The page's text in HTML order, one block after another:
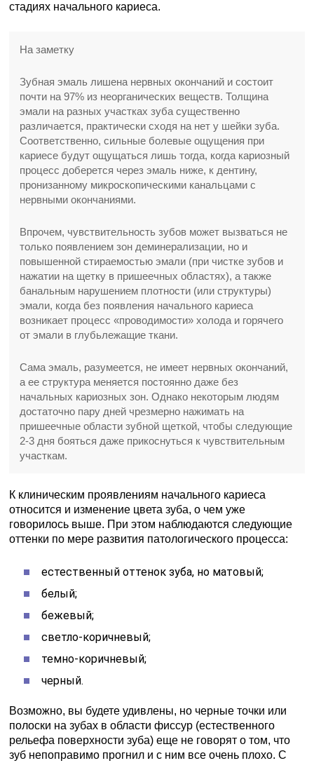
стадиях начального кариеса.
На заметку
Зубная эмаль лишена нервных окончаний и состоит
почти на 97% из неорганических веществ. Толщина
эмали на разных участках зуба существенно
различается, практически сходя на нет у шейки зуба.
Соответственно, сильные болевые ощущения при
кариесе будут ощущаться лишь тогда, когда кариозный
процесс доберется через эмаль ниже, к дентину,
пронизанному микроскопическими канальцами с
нервными окончаниями.
Впрочем, чувствительность зубов может вызваться не
только появлением зон деминерализации, но и
повышенной стираемостью эмали (при чистке зубов и
нажатии на щетку в пришеечных областях), а также
банальным нарушением плотности (или структуры)
эмали, когда без появления начального кариеса
возникает процесс «проводимости» холода и горячего
от эмали в глубьлежащие ткани.
Сама эмаль, разумеется, не имеет нервных окончаний,
а ее структура меняется постоянно даже без
начальных кариозных зон. Однако некоторым людям
достаточно пару дней чрезмерно нажимать на
пришеечные области зубной щеткой, чтобы следующие
2-3 дня бояться даже прикоснуться к чувствительным
участкам.
К клиническим проявлениям начального кариеса
относится и изменение цвета зуба, о чем уже
говорилось выше. При этом наблюдаются следующие
оттенки по мере развития патологического процесса:
естественный оттенок зуба, но матовый;
белый;
бежевый;
светло-коричневый;
темно-коричневый;
черный.
Возможно, вы будете удивлены, но черные точки или
полоски на зубах в области фиссур (естественного
рельефа поверхности зуба) еще не говорят о том, что
зуб непоправимо прогнил и с ним все очень плохо. С